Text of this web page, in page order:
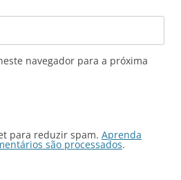
navegador para a próxima
para reduzir spam. Aprenda
são processados.